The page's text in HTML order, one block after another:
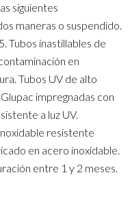
siguientes
maneras o suspendido.
Tubos inastillables de
en
Tubos UV de alto
impregnadas con
a luz UV.
resistente
en acero inoxidable.
entre 1 y 2 meses.